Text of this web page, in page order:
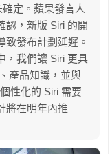
定。蘋果發言人
認，新版 Siri 的開
致發布計劃延遲。
，我們讓 Siri 更具
產品知識，並與
性化的 Siri 需要
將在明年內推